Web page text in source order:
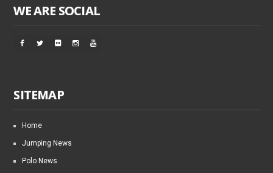
WE ARE SOCIAL
SITEMAP
Home
Jumping News
Polo News